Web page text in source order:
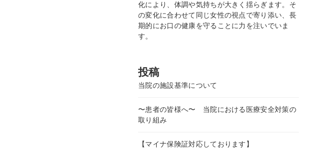
化により、体調や気持ちが大きく揺らぎます。そ
の変化に合わせて同じ女性の視点で寄り添い、長
期的にお口の健康を守ることに力を注いでいま
す。
投稿
当院の施設基準について
〜患者の皆様へ〜 当院における医療安全対策の
取り組み
【マイナ保険証対応しております】